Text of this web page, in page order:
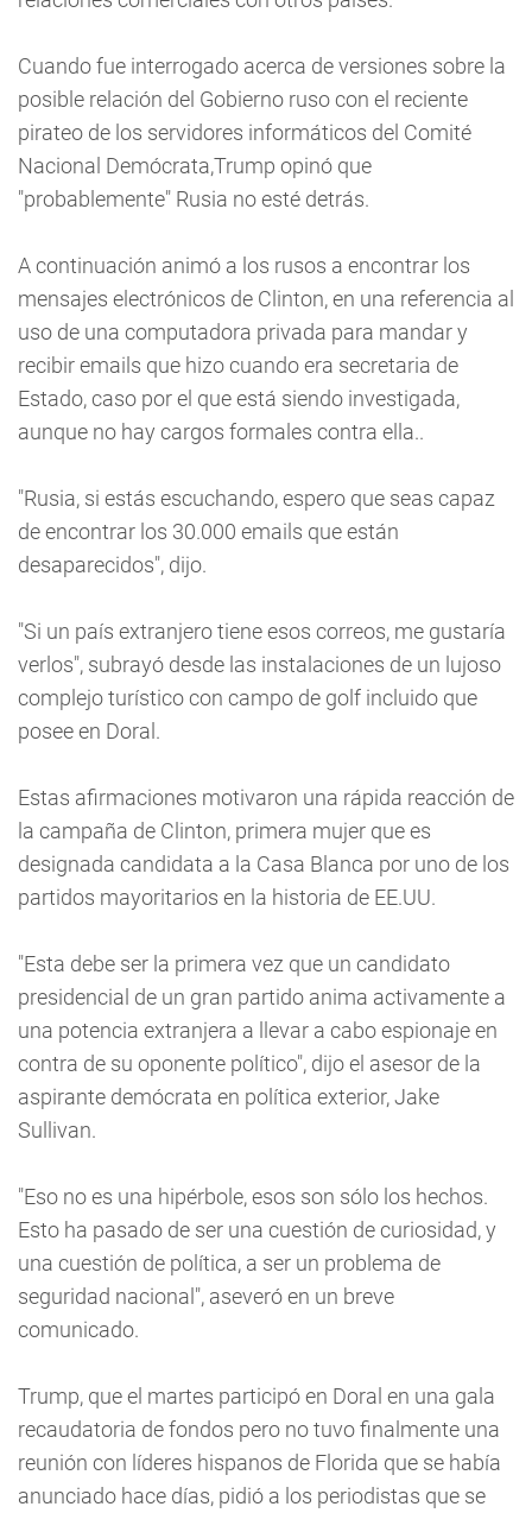
Cuando fue interrogado acerca de versiones sobre la
posible relación del Gobierno ruso con el reciente
pirateo de los servidores informáticos del Comité
Nacional Demócrata,Trump opinó que
"probablemente" Rusia no esté detrás.
A continuación animó a los rusos a encontrar los
mensajes electrónicos de Clinton, en una referencia al
uso de una computadora privada para mandar y
recibir emails que hizo cuando era secretaria de
Estado, caso por el que está siendo investigada,
aunque no hay cargos formales contra ella..
"Rusia, si estás escuchando, espero que seas capaz
de encontrar los 30.000 emails que están
desaparecidos", dijo.
"Si un país extranjero tiene esos correos, me gustaría
verlos", subrayó desde las instalaciones de un lujoso
complejo turístico con campo de golf incluido que
posee en Doral.
Estas afirmaciones motivaron una rápida reacción de
la campaña de Clinton, primera mujer que es
designada candidata a la Casa Blanca por uno de los
partidos mayoritarios en la historia de EE.UU.
"Esta debe ser la primera vez que un candidato
presidencial de un gran partido anima activamente a
una potencia extranjera a llevar a cabo espionaje en
contra de su oponente político", dijo el asesor de la
aspirante demócrata en política exterior, Jake
Sullivan.
"Eso no es una hipérbole, esos son sólo los hechos.
Esto ha pasado de ser una cuestión de curiosidad, y
una cuestión de política, a ser un problema de
seguridad nacional", aseveró en un breve
comunicado.
Trump, que el martes participó en Doral en una gala
recaudatoria de fondos pero no tuvo finalmente una
reunión con líderes hispanos de Florida que se había
anunciado hace días, pidió a los periodistas que se